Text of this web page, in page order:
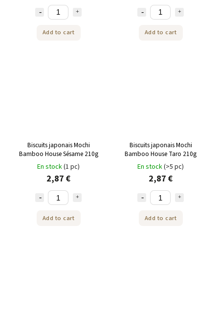
Add to cart Add to cart
Biscuits japonais Mochi
Bamboo House Sésame 210g
En stock(1 pc)
2,87 €
Add to cart
Biscuits japonais Mochi
Bamboo House Taro 210g
En stock(>5 pc)
2,87 €
Add to cart